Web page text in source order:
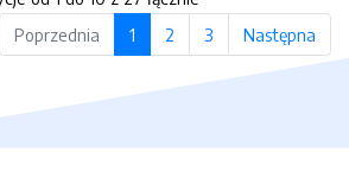
Poprzednia
1 2 3 Następna